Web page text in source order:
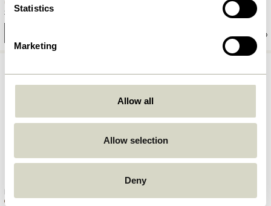
Statistics
Marketing
Allow all
Allow selection
Deny
749,00kr. 524,30
Mochi Pouf Ø70 Marron